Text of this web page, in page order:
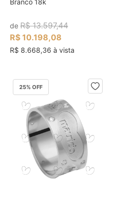
de R$ 13.597,44
R$ 10.198,08
R$ 8.668,36 à vista
25% OFF